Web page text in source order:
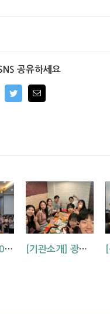
공유하세요
TwitterEmail
[교회 행사] 2026 아동부 연합 여름성경학교 (부산, 거제, 대구) [기관소개] 광주교회 청년부를 소개합니다!